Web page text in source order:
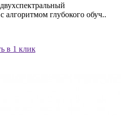
алгоритмом глубокого обуч..
в 1 клик